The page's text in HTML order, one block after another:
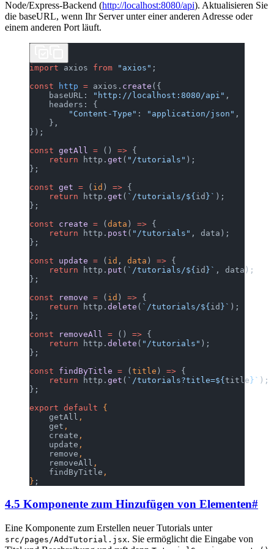
Node/Express-Backend (http://localhost:8080/api). Aktualisieren Sie
die baseURL, wenn Ihr Server unter einer anderen Adresse oder
einem anderen Port läuft.
import axios from "axios" ;
const http = axios. create ({
    baseURL:
"http://localhost:8080/api" ,
    headers: {
        "Content-Type"
: "application/json" ,
    },
});
const getAll = () => {
    return
http. get ( "/tutorials" );
};
const get = ( id ) => {
    return
http. get ( `/tutorials/${ id }` );
};
const create = ( data ) => {
    return
http. post ( "/tutorials" , data);
};
const update = ( id , data ) => {
    return
http. put ( `/tutorials/${ id }` , data);
};
const remove = ( id ) => {
    return
http. delete ( `/tutorials/${ id }` );
};
const removeAll = () => {
    return
http. delete ( "/tutorials" );
};
const findByTitle = ( title ) => {
    return
http. get ( `/tutorials?title=${ title }` );
};
export default {
    getAll
,
    get
,
    create
,
    update
,
    remove
,
    removeAll
,
    findByTitle
,
} ;
4.5 Komponente zum Hinzufügen von Elementen#
Eine Komponente zum Erstellen neuer Tutorials unter
src/pages/AddTutorial.jsx. Sie ermöglicht die Eingabe von